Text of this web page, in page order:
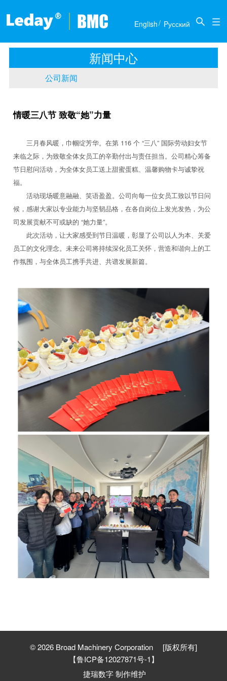

English/ Pусский
关于我们
公司简介
历届展会
新闻中心
公司新闻
产品介绍
推土机
底盘部件
联系我们
商务合作
人才招聘
新闻中心
公司新闻
情暖三八节 致敬“她”力量
三月春风暖，巾帼绽芳华。在第 116 个 “三八” 国际劳动妇女节
来临之际，为致敬全体女员工的辛勤付出与责任担当。公司精心筹备
节日慰问活动，为全体女员工送上甜蜜蛋糕、温馨购物卡与诚挚祝
福。
活动现场暖意融融、笑语盈盈。公司向每一位女员工致以节日问
候，感谢大家以专业能力与坚韧品格，在各自岗位上发光发热，为公
司发展贡献不可或缺的 “她力量”。
此次活动，让大家感受到节日温暖，彰显了公司以人为本、关爱
员工的文化理念。未来公司将持续深化员工关怀，营造和谐向上的工
作氛围，与全体员工携手共进、共谱发展新篇。
©2026 Broad Machinery Corporation
[版权所有]
【鲁ICP备12027871号-1】
捷瑞数字 制作维护